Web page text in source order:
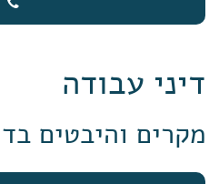
דיני עבודה
מקרים והיבטים